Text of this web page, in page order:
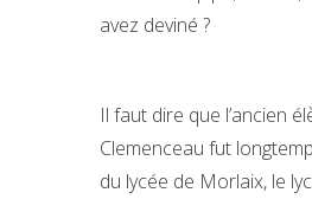
avez deviné ?
Il faut dire que l’ancien
Clemenceau fut
du lycée de Morlaix, le